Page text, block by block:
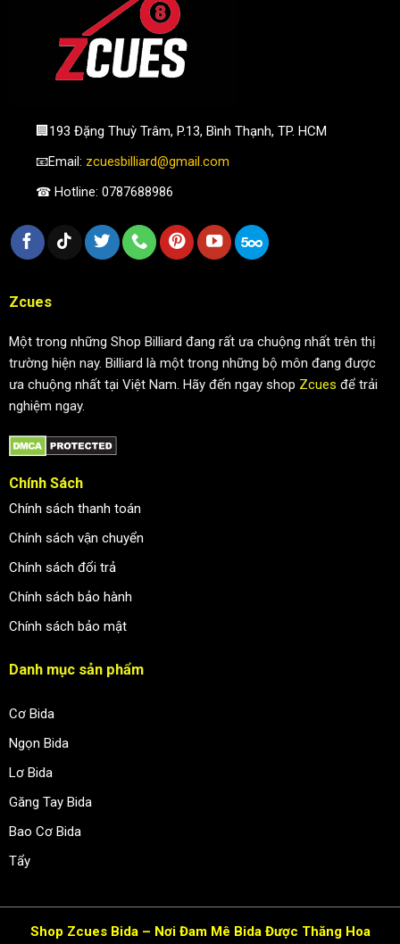
🏢193 Đặng Thuỳ Trâm, P.13, Bình Thạnh, TP. HCM
📧Email: zcuesbilliard@gmail.com
☎ Hotline: 0787688986
Zcues
Một trong những Shop Billiard đang rất ưa chuộng nhất trên thị
trường hiện nay. Billiard là một trong những bộ môn đang được
ưa chuộng nhất tại Việt Nam. Hãy đến ngay shop Zcues để trải
nghiệm ngay.
Chính Sách
Chính sách thanh toán
Chính sách vận chuyển
Chính sách đổi trả
Chính sách bảo hành
Chính sách bảo mật
Danh mục sản phẩm
Cơ Bida
Ngọn Bida
Lơ Bida
Găng Tay Bida
Bao Cơ Bida
Tẩy
Shop Zcues Bida – Nơi Đam Mê Bida Được Thăng Hoa